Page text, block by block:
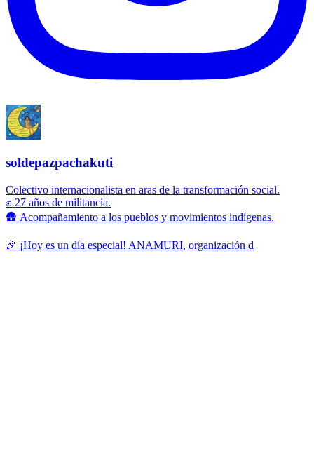
soldepazpachakuti
Colectivo internacionalista en aras de la transformación social.
✊ 27 años de militancia.
🛖 Acompañamiento a los pueblos y movimientos indígenas.
🎉 ¡Hoy es un día especial! ANAMURI, organización d